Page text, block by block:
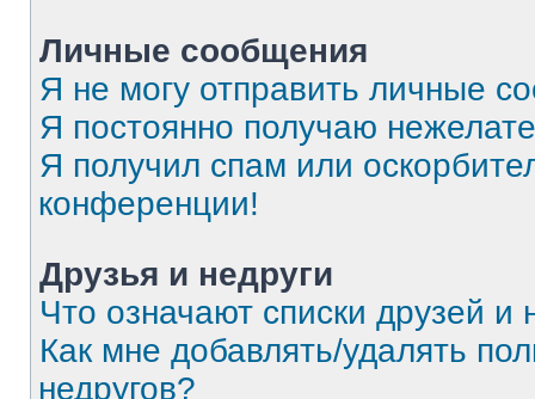
Личные сообщения
Я не могу отправить личные
Я постоянно получаю
Я получил спам или
конференции!
Друзья и недруги
Что означают списки друзей и
Как мне добавлять/удалять
недругов?